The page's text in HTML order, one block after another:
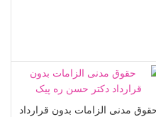
مدنی الزامات بدون قرارداد